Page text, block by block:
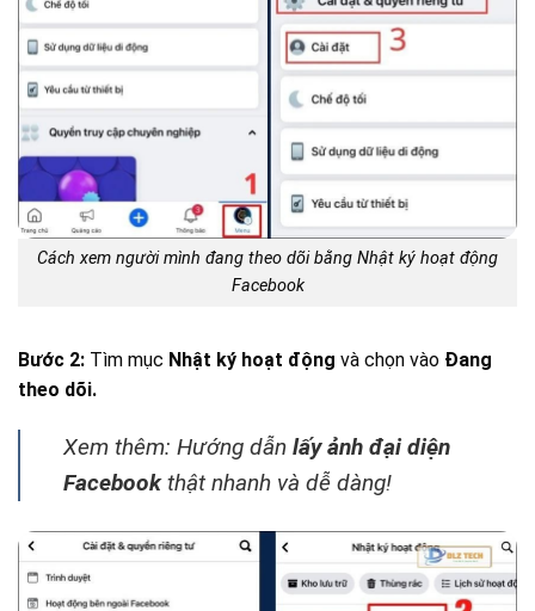
Cách xem người mình đang theo dõi bằng Nhật ký hoạt động
Facebook
Bước 2: Tìm mục Nhật ký hoạt động và chọn vào Đang
theo dõi.
Xem thêm: Hướng dẫn lấy ảnh đại diện
Facebookthật nhanh và dễ dàng!